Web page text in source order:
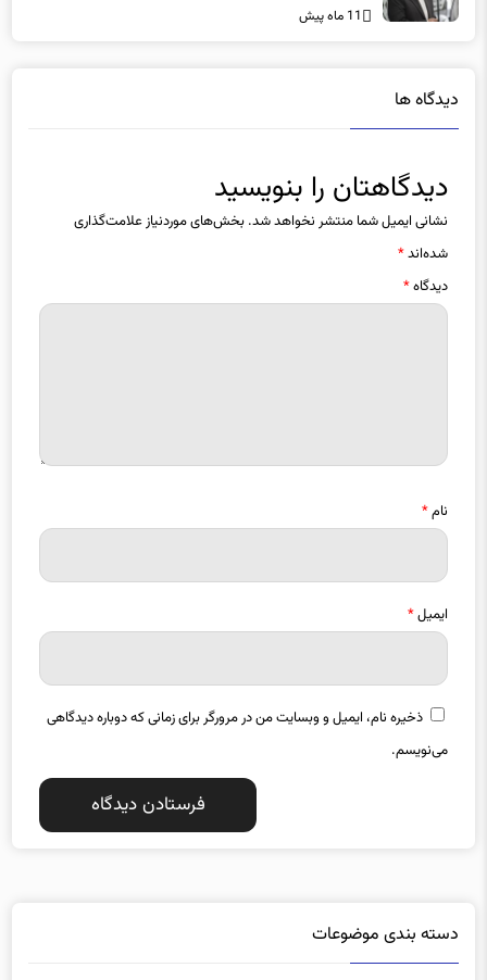
نشانی ایمیل شما منتشر نخواهد شد.بخش‌های موردنیاز علامت‌گذاری
شده‌اند*
دیدگاه*
ایمیل*
ذخیره نام، ایمیل و وبسایت من در مرورگر برای زمانی که دوباره دیدگاهی
می‌نویسم.
آذربایجان شرقی